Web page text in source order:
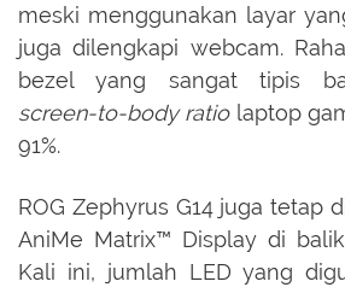
meski menggunakan layar
juga dilengkapi webcam.
bezel yang sangat tipis
screen-to-body ratiolaptop
91%.
ROG Zephyrus G14 juga tetap
AniMe Matrix™ Display di
Kali ini, jumlah LED yang